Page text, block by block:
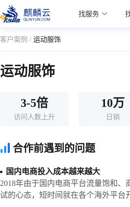
麒麟学院
Kylin Academy 找服务
客户案例 / 运动服饰
运动服饰
3-5倍
访问人数上升
10万
日销
合作前遇到的问题
国内电商投入成本越来越大
2018年由于国内电商平台流量饱和
试的心态，短时间就在各个海外平台